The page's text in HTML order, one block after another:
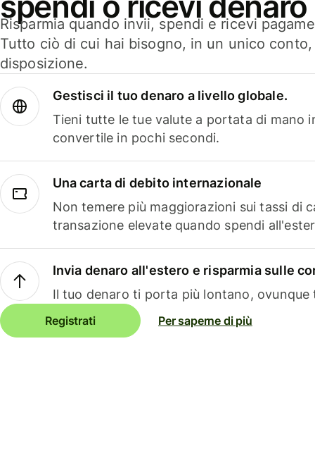
Risparmia quando invii, spendi e ricevi
Tutto ciò di cui hai bisogno, in un unico
disposizione.
Gestisci il tuo denaro a livello globale.
Tieni tutte le tue valute a portata di mano
convertile in pochi secondi.
Una carta di debito internazionale
Non temere più maggiorazioni sui tassi di
transazione elevate quando spendi
Invia denaro all'estero e risparmia sulle
Il tuo denaro ti porta più lontano, ovunque
Registrati Per saperne di più